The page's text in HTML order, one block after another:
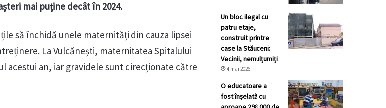
mai puține decât în 2024.
să închidă unele maternități din cauza lipsei
La Vulcănești, maternitatea Spitalului
acestui an, iar gravidele sunt direcționate către
Un bloc ilegal cu
patru etaje,
construit printre
case la Stăuceni:
Vecinii, nemulțumiți
4 mai 2026
O educatoare a
fost înșelată cu